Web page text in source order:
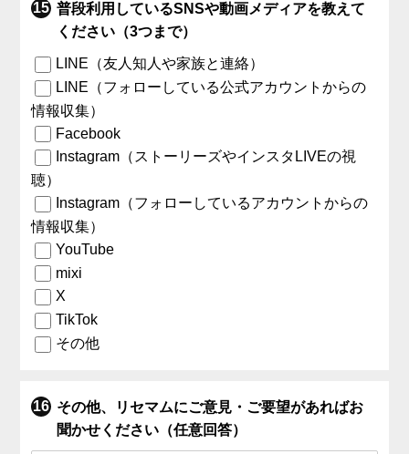
普段利用しているSNSや動画メディアを教えて
ください（3つまで）
LINE（友人知人や家族と連絡）
LINE（フォローしている公式アカウントからの
情報収集）
Facebook
Instagram（ストーリーズやインスタLIVEの視
聴）
Instagram（フォローしているアカウントからの
情報収集）
YouTube
mixi
X
TikTok
その他
その他、リセマムにご意見・ご要望があればお
聞かせください（任意回答）